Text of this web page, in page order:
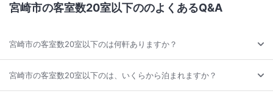
宮崎市の客室数20室以下ののよくあるQ&A
宮崎市の客室数20室以下のは何軒ありますか？
宮崎市の客室数20室以下のは、いくらから泊まれますか？